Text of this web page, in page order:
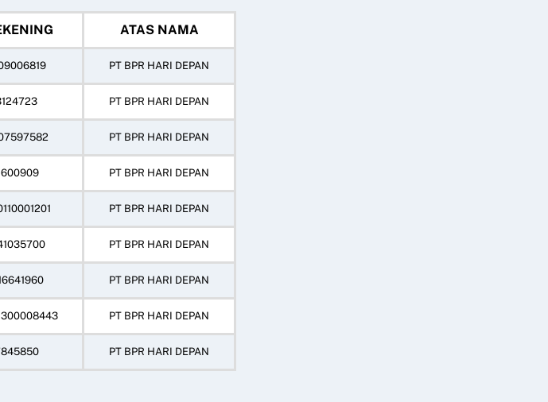
ATAS NAMA
PT BPR HARI DEPAN
PT BPR HARI DEPAN
PT BPR HARI DEPAN
PT BPR HARI DEPAN
PT BPR HARI DEPAN
PT BPR HARI DEPAN
PT BPR HARI DEPAN
PT BPR HARI DEPAN
PT BPR HARI DEPAN